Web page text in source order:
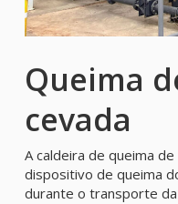
Queima
cevada
A caldeira de queima
dispositivo de queima
durante o transporte